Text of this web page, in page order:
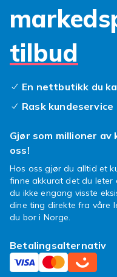
Vi har varianter
synes, til herdet
uventede støt. En
følsomhet og
livsstil og sikrer
en smart
levetid betydelig.
For best resultat,
støv og
nøye for å unngå
tilbud
En nettbutikk du
Rask kundeservice
Gjør som millioner av
oss!
Hos oss gjør du alltid et
finne akkurat det du leter
du ikke engang visste
dine ting direkte fra våre
du bor i Norge.
Betalingsalternativ